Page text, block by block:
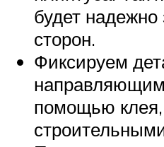
будет надежно
сторон.
Фиксируем
помощью